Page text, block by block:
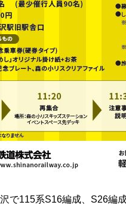
で115系S16編成、S26編